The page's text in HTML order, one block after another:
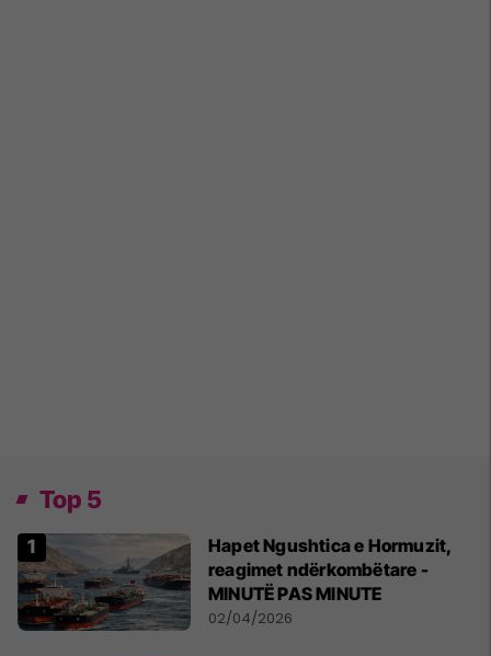
Top 5
Hapet Ngushtica e Hormuzit,
reagimet ndërkombëtare -
MINUTË PAS MINUTE
02/04/2026